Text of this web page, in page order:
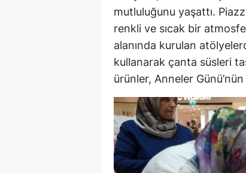
mutluluğunu yaşattı.
renkli ve sıcak bir
alanında kurulan
kullanarak çanta süsleri
ürünler, Anneler